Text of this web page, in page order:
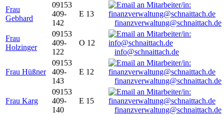
Frau
Gebhard
09153
409-
142
E 13
finanzverwaltung@schnaittach.de
Frau
Holzinger
09153
409-
122
O 12
info@schnaittach.de
Frau Hüßner
09153
409-
143
E 12
finanzverwaltung@schnaittach.de
Frau Karg
09153
409-
140
E 15
finanzverwaltung@schnaittach.de